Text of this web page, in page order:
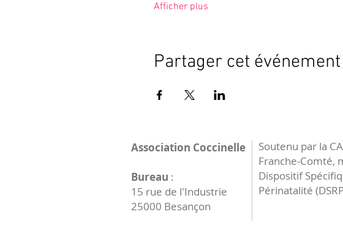
Afficher plus
Partager cet événement
Association Coccinelle
Bureau :
15 rue de l'Industrie
25000 Besançon
Soutenu par la
Franche-Comté,
Dispositif
Périnatalité